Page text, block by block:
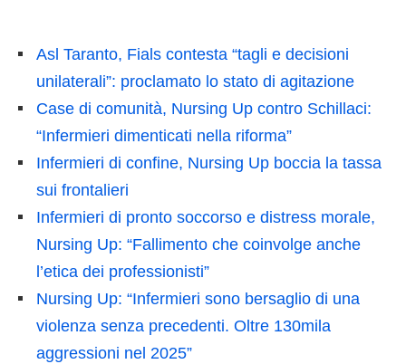
Asl Taranto, Fials contesta “tagli e decisioni
unilaterali”: proclamato lo stato di agitazione
Case di comunità, Nursing Up contro Schillaci:
“Infermieri dimenticati nella riforma”
Infermieri di confine, Nursing Up boccia la tassa
sui frontalieri
Infermieri di pronto soccorso e distress morale,
Nursing Up: “Fallimento che coinvolge anche
l’etica dei professionisti”
Nursing Up: “Infermieri sono bersaglio di una
violenza senza precedenti. Oltre 130mila
aggressioni nel 2025”